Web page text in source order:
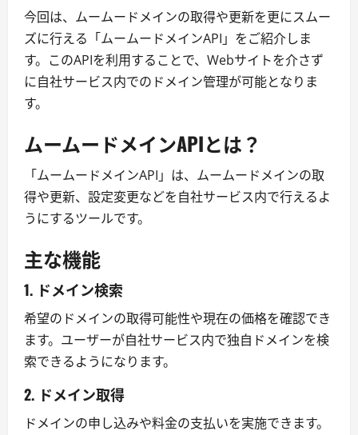
今回は、ムームードメインの取得や更新を更にスムー
ズに行える「ムームードメインAPI」をご紹介しま
す。このAPIを利用することで、Webサイトを介さず
に自社サービス内でのドメイン管理が可能となりま
す。
ムームードメインAPIとは？
「ムームードメインAPI」は、ムームードメインの取
得や更新、設定変更などを自社サービス内で行えるよ
うにするツールです。
主な機能
1. ドメイン検索
希望のドメインの取得可能性や現在の価格を確認でき
ます。ユーザーが自社サービス内で独自ドメインを検
索できるようになります。
2. ドメイン取得
ドメインの申し込みや料金の支払いを実施できます。